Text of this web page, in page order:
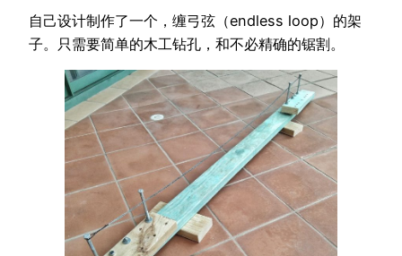
自己设计制作了一个，缠弓弦（endless loop）的架
子。只需要简单的木工钻孔，和不必精确的锯割。